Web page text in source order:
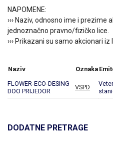
NAPOMENE:
››› Naziv, odnosno ime i prezime
jednoznačno pravno/fizičko lice.
››› Prikazani su samo akcionari
Naziv Oznaka
FLOWER-ECO-DESING
DOO PRIJEDOR
VSPD
DODATNE PRETRAGE